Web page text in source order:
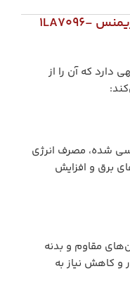
مزایای استفاده از الکتروموتور زیمنس 1LA7096-
دارد که آن را از
شده، مصرف انرژی
برق و افزایش
مقاوم و بدنه
و کاهش نیاز به